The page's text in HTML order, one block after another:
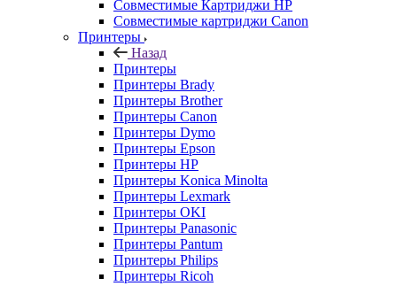
Совместимые Картриджи HP
Совместимые картриджи Canon
Принтеры
Назад
Принтеры
Принтеры Brady
Принтеры Brother
Принтеры Canon
Принтеры Dymo
Принтеры Epson
Принтеры HP
Принтеры Konica Minolta
Принтеры Lexmark
Принтеры OKI
Принтеры Panasonic
Принтеры Pantum
Принтеры Philips
Принтеры Ricoh